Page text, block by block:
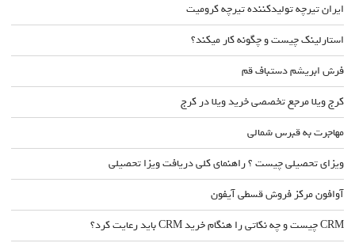
ایران تیرچه تولیدکننده تیرچه کرومیت
استارلینک چیست و چگونه کار میکند؟
فرش ابریشم دستباف قم
کرج ویلا مرجع تخصصی خرید ویلا در کرج
مهاجرت به قبرس شمالی
ویزای تحصیلی چیست ؟ راهنمای کلی دریافت ویزا تحصیلی
آوافون مرکز فروش قسطی آیفون
CRM چیست و چه نکاتی را هنگام خرید CRM باید رعایت کرد؟